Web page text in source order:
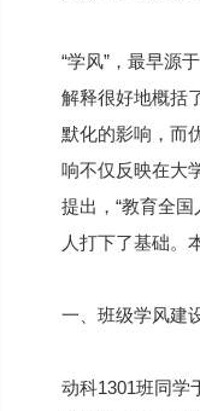
“学风”，最早源
解释很好地概括
默化的影响，而
响不仅反映在大
提出，“教育全
人打下了基础。
一、班级学风建
动科1301班同学